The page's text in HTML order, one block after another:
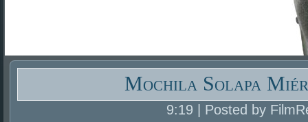
Mochila Solapa
9:19 | Posted by